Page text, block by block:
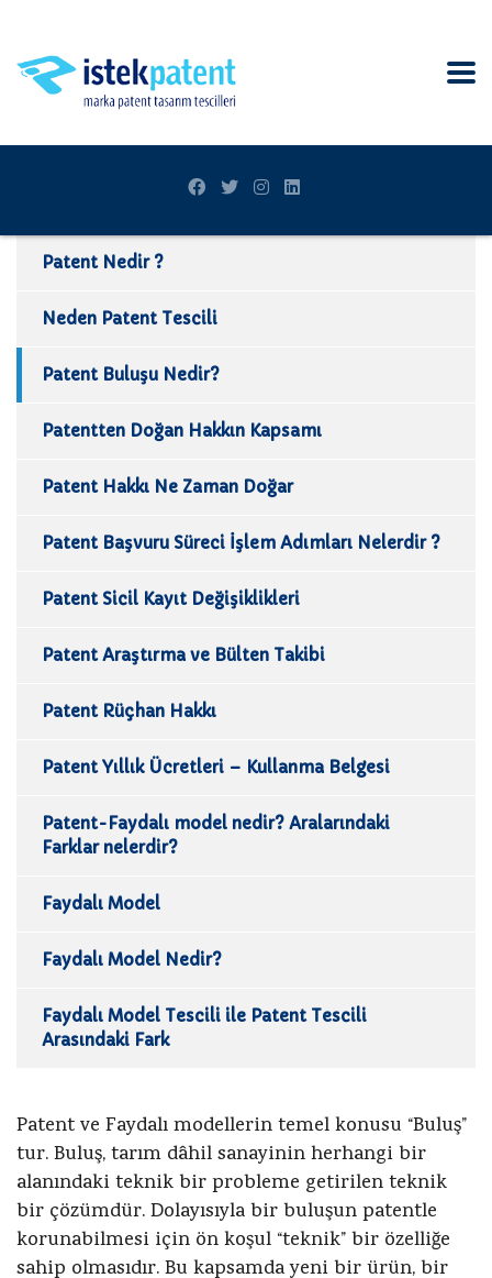
Patent Nedir ?
Neden Patent Tescili
Patent Buluşu Nedir?
Patentten Doğan Hakkın Kapsamı
Patent Hakkı Ne Zaman Doğar
Patent Başvuru Süreci İşlem Adımları Nelerdir ?
Patent Sicil Kayıt Değişiklikleri
Patent Araştırma ve Bülten Takibi
Patent Rüçhan Hakkı
Patent Yıllık Ücretleri – Kullanma Belgesi
Patent-Faydalı model nedir? Aralarındaki
Farklar nelerdir?
Faydalı Model
Faydalı Model Nedir?
Faydalı Model Tescili ile Patent Tescili
Arasındaki Fark
Patent ve Faydalı modellerin temel konusu “Buluş”
tur. Buluş, tarım dâhil sanayinin herhangi bir
alanındaki teknik bir probleme getirilen teknik
bir çözümdür. Dolayısıyla bir buluşun patentle
korunabilmesi için ön koşul “teknik” bir özelliğe
sahip olmasıdır. Bu kapsamda yeni bir ürün, bir